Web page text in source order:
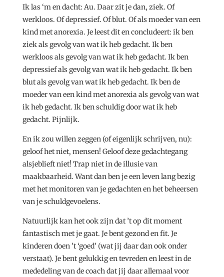
Ik las ‘m en dacht: Au. Daar zit je dan, ziek. Of
werkloos. Of depressief. Of blut. Of als moeder van een
kind met anorexia. Je leest dit en concludeert: ik ben
ziek als gevolg van wat ik heb gedacht. Ik ben
werkloos als gevolg van wat ik heb gedacht. Ik ben
depressief als gevolg van wat ik heb gedacht. Ik ben
blut als gevolg van wat ik heb gedacht. Ik ben de
moeder van een kind met anorexia als gevolg van wat
ik heb gedacht. Ik ben schuldig door wat ik heb
gedacht. Pijnlijk.
En ik zou willen zeggen (of eigenlijk schrijven, nu):
geloof het niet, mensen! Geloof deze gedachtegang
alsjeblieft niet! Trap niet in de illusie van
maakbaarheid. Want dan ben je een leven lang bezig
met het monitoren van je gedachten en het beheersen
van je schuldgevoelens.
Natuurlijk kan het ook zijn dat ’t op dit moment
fantastisch met je gaat. Je bent gezond en fit. Je
kinderen doen ’t ‘goed’ (wat jij daar dan ook onder
verstaat). Je bent gelukkig en tevreden en leest in de
mededeling van de coach dat jij daar allemaal voor